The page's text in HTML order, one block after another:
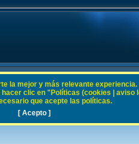
la mejor y más relevante experiencia.
clic en "Políticas (cookies | aviso
que acepte las políticas.
[ Acepto ]